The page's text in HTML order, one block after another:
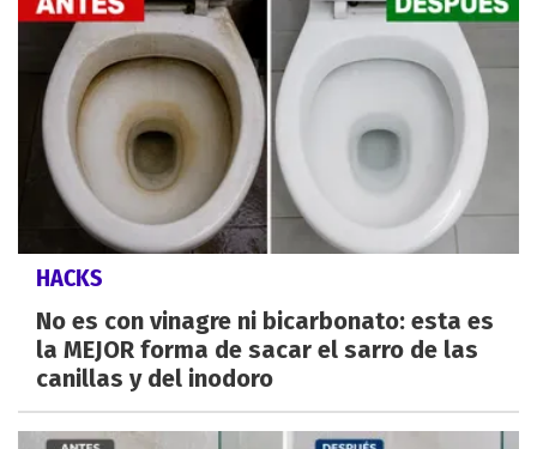
HACKS
No es con vinagre ni bicarbonato: esta es
la MEJOR forma de sacar el sarro de las
canillas y del inodoro